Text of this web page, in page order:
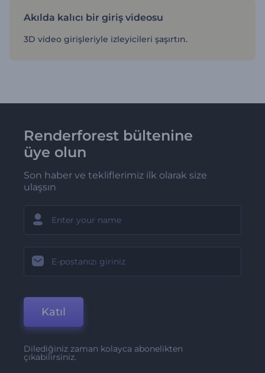
Akılda kalıcı bir giriş videosu
3D video girişleriyle izleyicileri şaşırtın.
Renderforest bültenine
üye olun
Son haber ve tekliflerimiz ilk olarak size
ulaşsın
Katıl
Dilediğiniz zaman kolayca abonelikten
çıkabilirsiniz.